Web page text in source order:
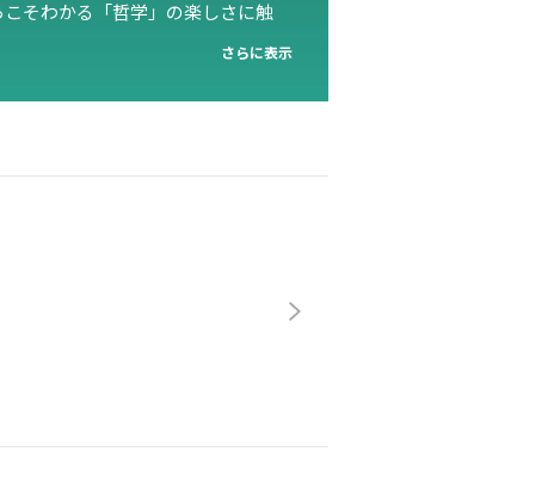
そわかる「哲学」の楽しさに触
さらに表示